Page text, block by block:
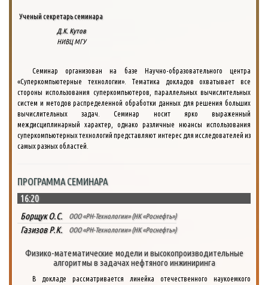
Ученый секретарь семинара
Д.К. Кутов
НИВЦ МГУ
Семинар организован на базе Научно-образовательного центра
«Суперкомпьютерные технологии». Тематика докладов охватывает все
стороны использования суперкомпьютеров, параллельных вычислительных
систем и методов распределенной обработки данных для решения больших
вычислительных задач. Семинар носит ярко выраженный
междисциплинарный характер, однако различные нюансы использования
суперкомпьютерных технологий представляют интерес для исследователей из
самых разных областей.
ПРОГРАММА СЕМИНАРА
16:20
Борщук О.С. ООО «РН-Технологии» (НК «Роснефть»)
Газизов Р.К. ООО «РН-Технологии» (НК «Роснефть»)
Физико-математические модели и высокопроизводительные
алгоритмы в задачах нефтяного инжиниринга
В докладе рассматривается линейка отечественного наукоемкого